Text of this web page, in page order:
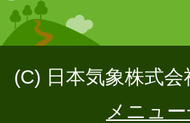
(C) 日本気象株式会
メニュ